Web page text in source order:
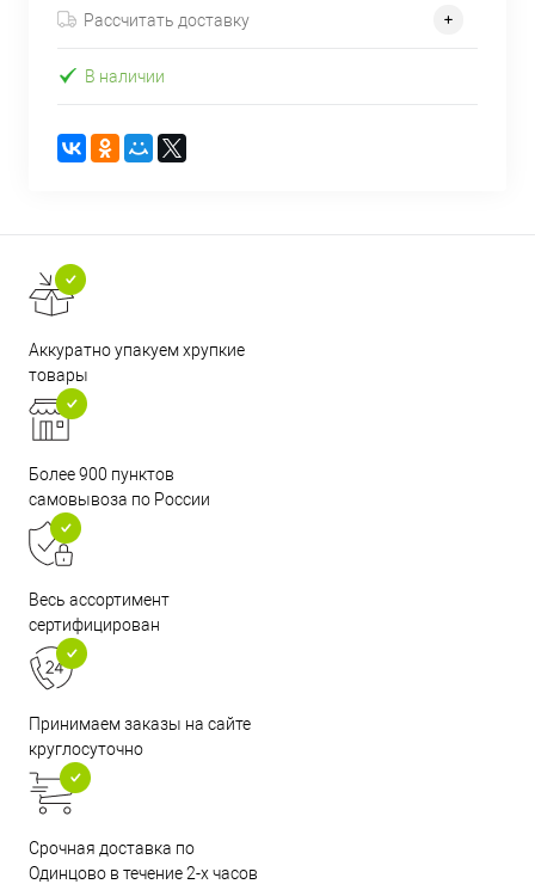
Рассчитать доставку
В наличии
Аккуратно упакуем хрупкие
товары
Более 900 пунктов
самовывоза по России
Весь ассортимент
сертифицирован
Принимаем заказы на сайте
круглосуточно
Срочная доставка по
Одинцово в течение 2-х часов